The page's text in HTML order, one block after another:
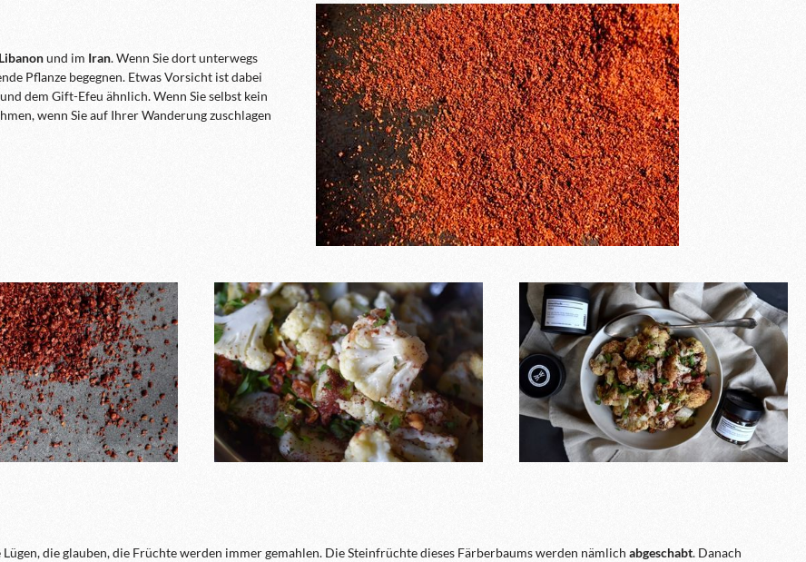
Libanonund im Iran. Wenn Sie dort unterwegs
Pflanze begegnen. Etwas Vorsicht ist dabei
dem Gift-Efeu ähnlich. Wenn Sie selbst kein
wenn Sie auf Ihrer Wanderung zuschlagen
Lügen, die glauben, die Früchte werden immer gemahlen. Die Steinfrüchte dieses Färberbaums werden nämlich abgeschabt. Danach